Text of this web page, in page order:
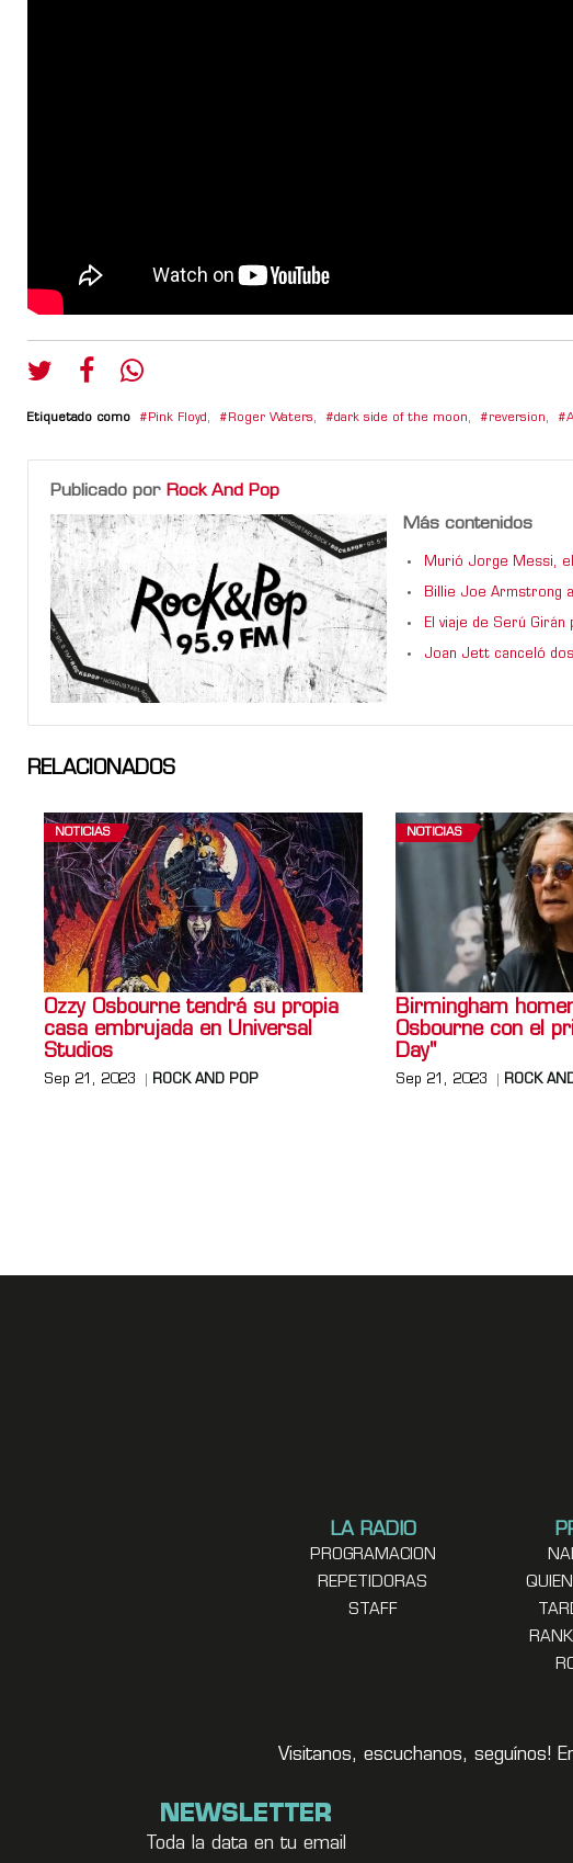
Etiquetado como Pink Floyd , Roger Waters, dark side of the moon, reversion,
Publicado por Rock And Pop
Más contenidos
Murió Jorge Messi,
Billie Joe Armstrong
El viaje de Serú Girán
Joan Jett canceló
RELACIONADOS
NOTICIAS
Ozzy Osbourne tendrá su propia
casa embrujada en Universal
Studios
Sep 21, 2023 ROCK AND POP
NOTICIAS
Birmingham
Osbourne con el
Day"
Sep 21, 2023 ROCK
LA RADIO
PROGRAMACION
REPETIDORAS
STAFF
Visitanos, escuchanos, seguínos!
NEWSLETTER
Toda la data en tu email